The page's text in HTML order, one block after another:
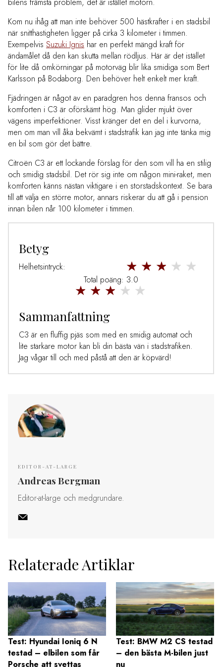
Kom nu ihåg att man inte behöver 500 hästkrafter i en stadsbil
när snitthastigheten ligger på cirka 3 kilometer i timmen.
Exempelvis Suzuki Ignis har en perfekt mängd kraft för
ändamålet då den kan skutta mellan rödljus. Här är det istället
för lite då omkörningar på motorväg blir lika smidiga som Bert
Karlsson på Bodaborg. Den behöver helt enkelt mer kraft.
Fjädringen är något av en paradgren hos denna fransos och
komforten i C3 är oförskämt hög. Man glider mjukt över
vägens imperfektioner. Visst kränger det en del i kurvorna,
men om man vill åka bekvämt i stadstrafik kan jag inte tänka mig
en bil som gör det bättre.
Citroën C3 är ett lockande förslag för den som vill ha en stilig
och smidig stadsbil. Det rör sig inte om någon mini-raket, men
komforten känns nästan viktigare i en storstadskontext. Se bara
till att välja en större motor, annars riskerar du att gå i pension
innan bilen når 100 kilometer i timmen.
Betyg
Helhetsintryck:
Total poäng: 3.0
Sammanfattning
C3 är en fluffig pjäs som med en smidig automat och
lite starkare motor kan bli din bästa vän i stadstrafiken.
Jag vågar till och med påstå att den är köpvärd!
EDITOR-AT-LARGE
Andreas Bergman
Editor-at-large och medgrundare.
Relaterade Artiklar
Test: Hyundai Ioniq 6 N
testad – elbilen som får
Porsche att svettas
Test: BMW M2 CS testad
– den bästa M-bilen just
nu